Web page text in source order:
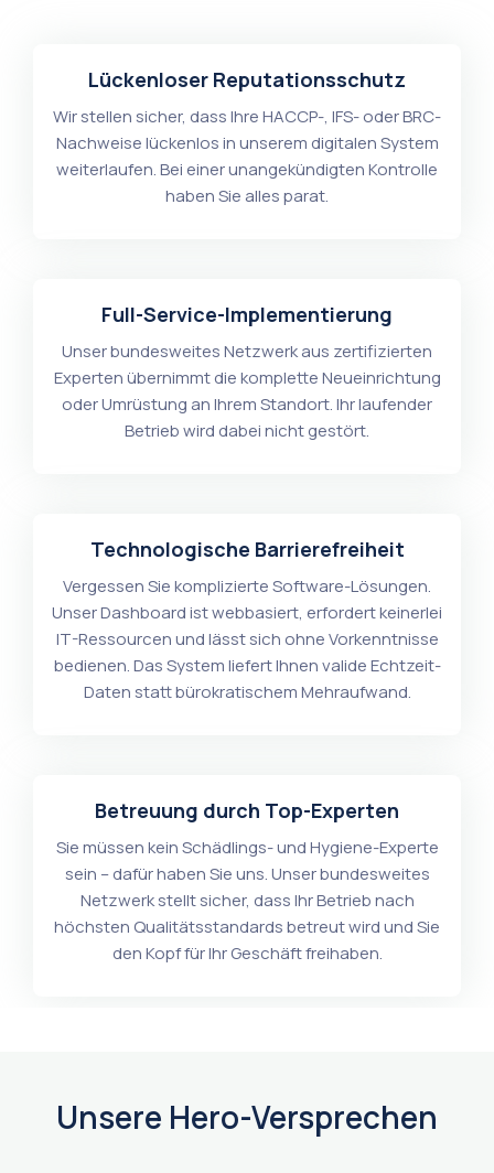
Lückenloser Reputationsschutz
Wir stellen sicher, dass Ihre HACCP-, IFS- oder BRC-
Nachweise lückenlos in unserem digitalen System
weiterlaufen. Bei einer unangekündigten Kontrolle
haben Sie alles parat.
Full-Service-Implementierung
Unser bundesweites Netzwerk aus zertifizierten
Experten übernimmt die komplette Neueinrichtung
oder Umrüstung an Ihrem Standort. Ihr laufender
Betrieb wird dabei nicht gestört.
Technologische Barrierefreiheit
Vergessen Sie komplizierte Software-Lösungen.
Unser Dashboard ist webbasiert, erfordert keinerlei
IT-Ressourcen und lässt sich ohne Vorkenntnisse
bedienen. Das System liefert Ihnen valide Echtzeit-
Daten statt bürokratischem Mehraufwand.
Betreuung durch Top-Experten
Sie müssen kein Schädlings- und Hygiene-Experte
sein – dafür haben Sie uns. Unser bundesweites
Netzwerk stellt sicher, dass Ihr Betrieb nach
höchsten Qualitätsstandards betreut wird und Sie
den Kopf für Ihr Geschäft freihaben.
Unsere Hero-Versprechen